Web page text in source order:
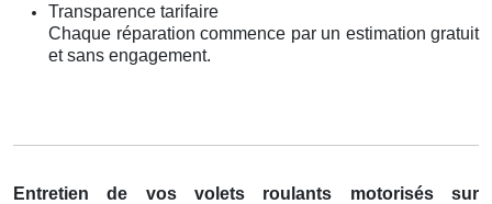
Transparence tarifaire
Chaque réparation commence par un estimation gratuit
et sans engagement.
Entretien de vos volets roulants motorisés sur